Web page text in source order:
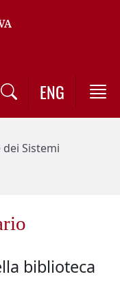
ENG
Sistemi
biblioteca